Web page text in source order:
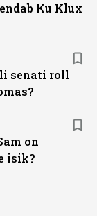
Ku Klux
senati roll
on
isik?